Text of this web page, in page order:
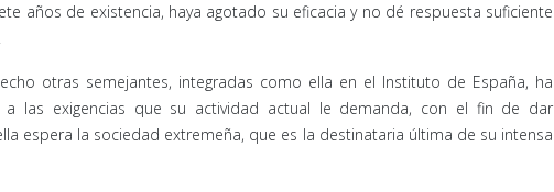
años de existencia, haya agotado su eficacia y no dé respuesta suficiente
otras semejantes, integradas como ella en el Instituto de España, ha
las exigencias que su actividad actual le demanda, con el fin de dar
espera la sociedad extremeña, que es la destinataria última de su intensa